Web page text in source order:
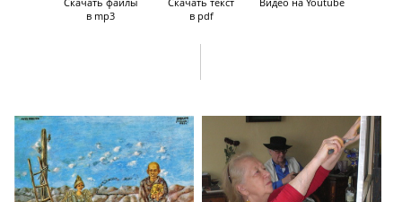
мнениями. Работы Аббаса Кязимова и его подарки. Любительские
занятия искусством на примере Ларисы Большаковой. Для чего
нужны кураторы. Деятельность Ирины Ефимович. Жизнь, работа
в mp3
в pdf